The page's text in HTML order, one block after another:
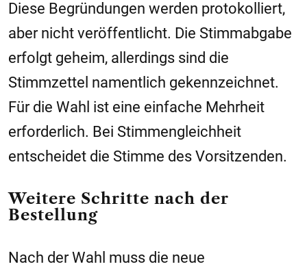
Diese Begründungen werden protokolliert,
aber nicht veröffentlicht. Die Stimmabgabe
erfolgt geheim, allerdings sind die
Stimmzettel namentlich gekennzeichnet.
Für die Wahl ist eine einfache Mehrheit
erforderlich. Bei Stimmengleichheit
entscheidet die Stimme des Vorsitzenden.
Weitere Schritte nach der
Bestellung
Nach der Wahl muss die neue